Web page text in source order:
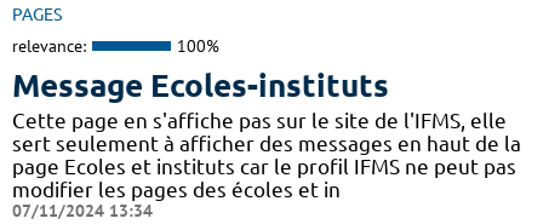
PAGES
relevance: 100%
Message Ecoles-instituts
Cette page en s'affiche pas sur le site de l'IFMS, elle
sert seulement à afficher des messages en haut de la
page Ecoles et instituts car le profil IFMS ne peut pas
modifier les pages des écoles et in
07/11/2024 13:34